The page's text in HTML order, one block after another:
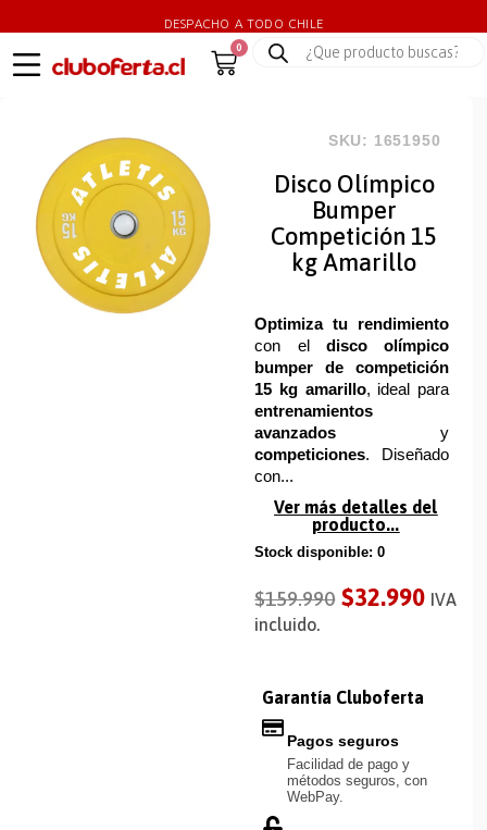
DESPACHO A TODO CHILE
0
SKU: 1651950
Disco Olímpico
Bumper
Competición 15
kg Amarillo
Optimiza tu rendimiento
con el disco olímpico
bumper de competición
15 kg amarillo, ideal para
entrenamientos
avanzados y
competiciones. Diseñado
con...
Ver más detalles del
producto...
Stock disponible: 0
$159.990 $32.990 IVA
incluido.
Garantía Cluboferta
Pagos seguros
Facilidad de pago y
métodos seguros, con
WebPay.